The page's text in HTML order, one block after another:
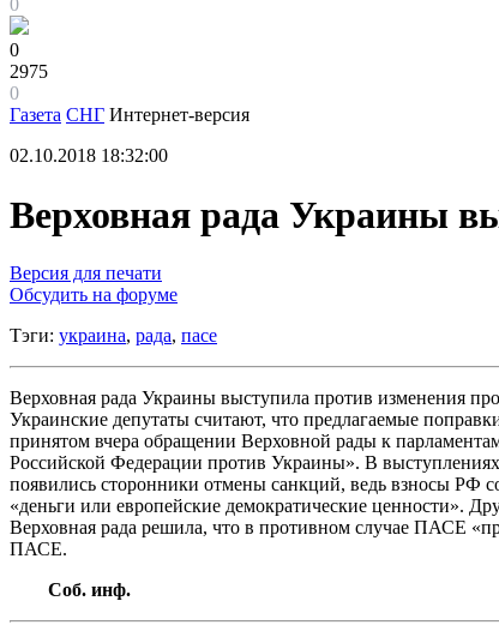
0
0
2975
0
Газета СНГ Интернет-версия
02.10.2018 18:32:00
Верховная рада Украины
Версия для печати
Обсудить на форуме
Тэги: украина, рада, пасе
Верховная рада Украины выступила против изменения
Украинские депутаты считают, что предлагаемые
принятом вчера обращении Верховной рады к
Российской Федерации против Украины». В
появились сторонники отмены санкций, ведь взносы РФ
«деньги или европейские демократические ценности».
Верховная рада решила, что в противном случае ПАСЕ
ПАСЕ.
Соб. инф.